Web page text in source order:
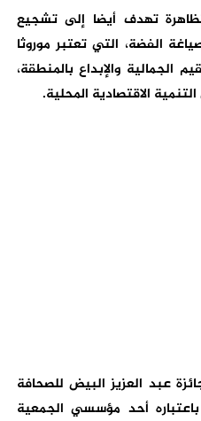
تهدف أيضا إلى تشجيع
الفضة، التي تعتبر موروثا
الجمالية والإبداع بالمنطقة،
الاقتصادية المحلية.
عبد العزيز البيض للصحافة
باعتباره أحد مؤسسي الجمعية